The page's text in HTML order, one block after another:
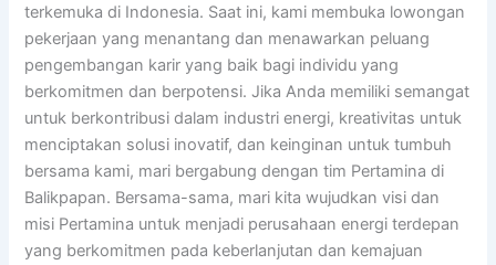
terkemuka di Indonesia. Saat ini, kami membuka lowongan
pekerjaan yang menantang dan menawarkan peluang
pengembangan karir yang baik bagi individu yang
berkomitmen dan berpotensi. Jika Anda memiliki semangat
untuk berkontribusi dalam industri energi, kreativitas untuk
menciptakan solusi inovatif, dan keinginan untuk tumbuh
bersama kami, mari bergabung dengan tim Pertamina di
Balikpapan. Bersama-sama, mari kita wujudkan visi dan
misi Pertamina untuk menjadi perusahaan energi terdepan
yang berkomitmen pada keberlanjutan dan kemajuan